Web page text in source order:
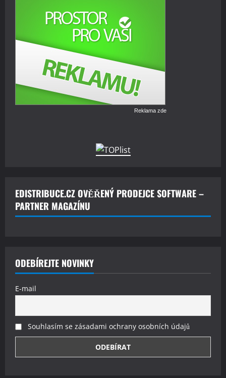
Reklama zde
EDISTRIBUCE.CZ OVĚŘENÝ PRODEJCE SOFTWARE –
PARTNER MAGAZÍNU
ODEBÍREJTE NOVINKY
E-mail
Souhlasím se zásadami ochrany osobních údajů